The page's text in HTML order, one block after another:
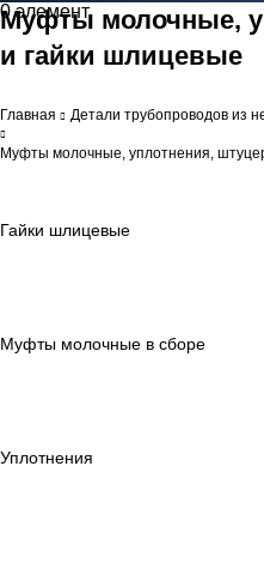
0элемент 0 Br
Муфты молочные,
и гайки шлицевые
Главная Детали трубопроводов из
Муфты молочные, уплотнения,
Гайки шлицевые
Муфты молочные в сборе
Уплотнения